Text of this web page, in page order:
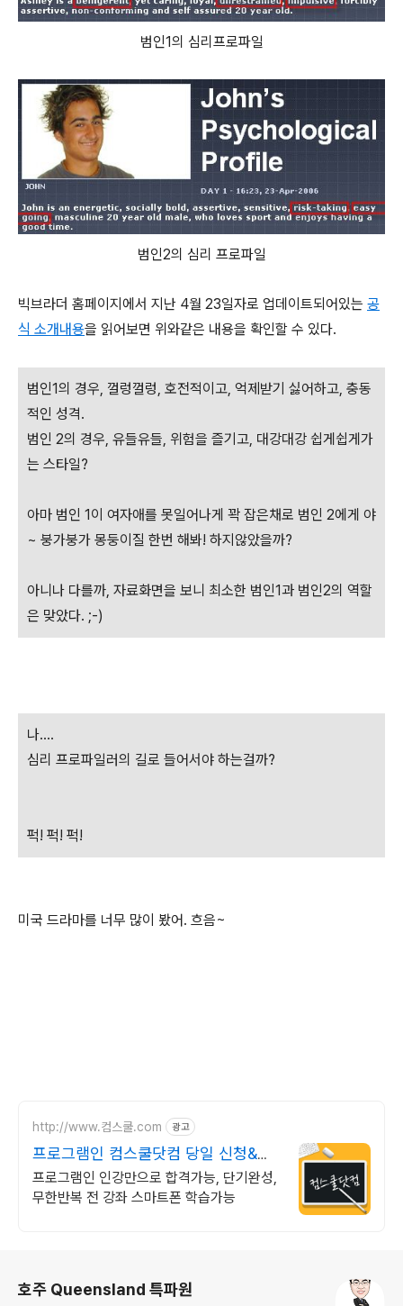
범인1의 심리프로파일
범인2의 심리 프로파일
빅브라더 홈페이지에서 지난 4월 23일자로 업데이트되어있는 공
식 소개내용을 읽어보면 위와같은 내용을 확인할 수 있다.
범인1의 경우, 껄렁껄렁, 호전적이고, 억제받기 싫어하고, 충동
적인 성격.
범인 2의 경우, 유들유들, 위험을 즐기고, 대강대강 쉽게쉽게가
는 스타일?
아마 범인 1이 여자애를 못일어나게 꽉 잡은채로 범인 2에게 야
~ 붕가붕가 몽둥이질 한번 해봐! 하지않았을까?
아니나 다를까, 자료화면을 보니 최소한 범인1과 범인2의 역할
은 맞았다. ;-)
나....
심리 프로파일러의 길로 들어서야 하는걸까?
퍽! 퍽! 퍽!
미국 드라마를 너무 많이 봤어. 흐음~
http://www.컴스쿨.com 광고
프로그램인 컴스쿨닷컴 당일 신청&결
제시 기프티콘!
프로그램인 인강만으로 합격가능, 단기완성,
무한반복 전 강좌 스마트폰 학습가능
호주 Queensland 특파원